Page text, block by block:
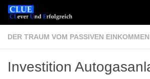
Zum Inhalt springen
DER TRAUM VOM PASSIVEN EINKOMMEN
Investition